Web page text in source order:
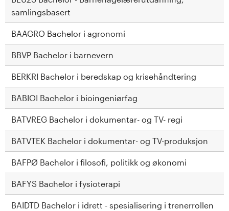
t
e
t
e
t
n
samlingsbasert
BAAGRO Bachelor i agronomi
BBVP Bachelor i barnevern
BERKRI Bachelor i beredskap og krisehåndtering
BABIOI Bachelor i bioingeniørfag
BATVREG Bachelor i dokumentar- og TV- regi
BATVTEK Bachelor i dokumentar- og TV-produksjon
BAFPØ Bachelor i filosofi, politikk og økonomi
BAFYS Bachelor i fysioterapi
BAIDTD Bachelor i idrett - spesialisering i trenerrollen